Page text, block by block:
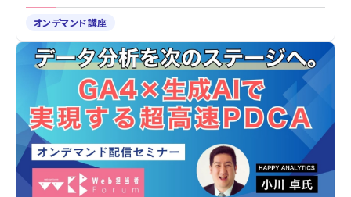
オンデマンド講座